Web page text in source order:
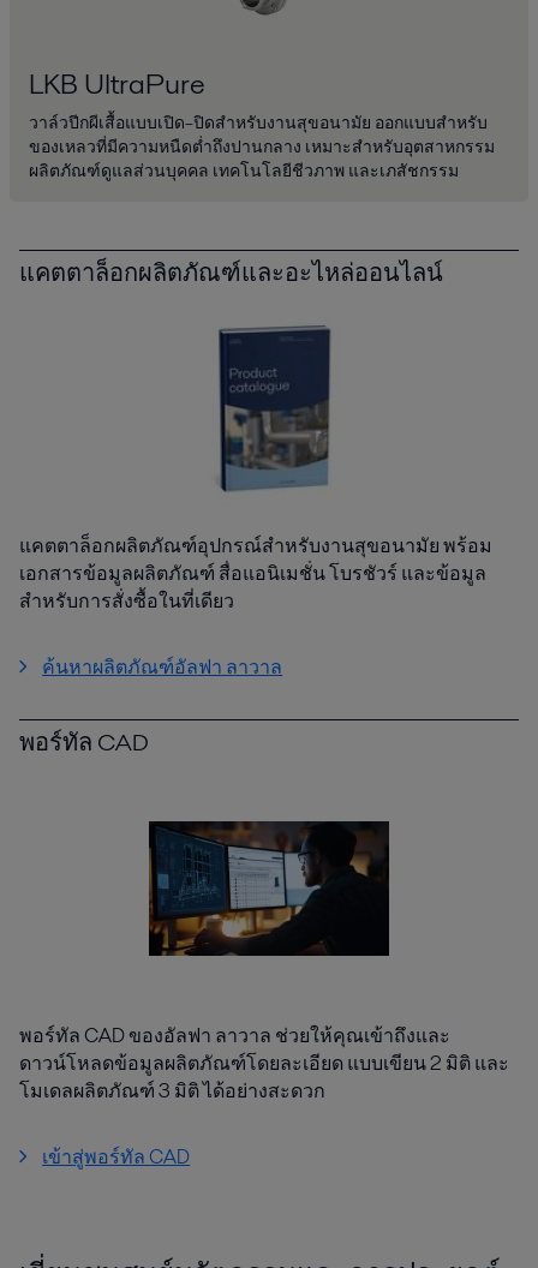
LKB UltraPure
วาล์วปีกผีเสื้อแบบเปิด–ปิดสำหรับงานสุขอนามัย ออกแบบสำหรับ
ของเหลวที่มีความหนืดต่ำถึงปานกลาง เหมาะสำหรับอุตสาหกรรม
ผลิตภัณฑ์ดูแลส่วนบุคคล เทคโนโลยีชีวภาพ และเภสัชกรรม
แคตตาล็อกผลิตภัณฑ์และอะไหล่ออนไลน์
แคตตาล็อกผลิตภัณฑ์อุปกรณ์สำหรับงานสุขอนามัย พร้อม
เอกสารข้อมูลผลิตภัณฑ์ สื่อแอนิเมชั่น โบรชัวร์ และข้อมูล
สำหรับการสั่งซื้อในที่เดียว
ค้นหาผลิตภัณฑ์อัลฟา ลาวาล
พอร์ทัล CAD
พอร์ทัล CAD ของอัลฟา ลาวาล ช่วยให้คุณเข้าถึงและ
ดาวน์โหลดข้อมูลผลิตภัณฑ์โดยละเอียด แบบเขียน 2 มิติ และ
โมเดลผลิตภัณฑ์ 3 มิติ ได้อย่างสะดวก
เข้าสู่พอร์ทัล CAD